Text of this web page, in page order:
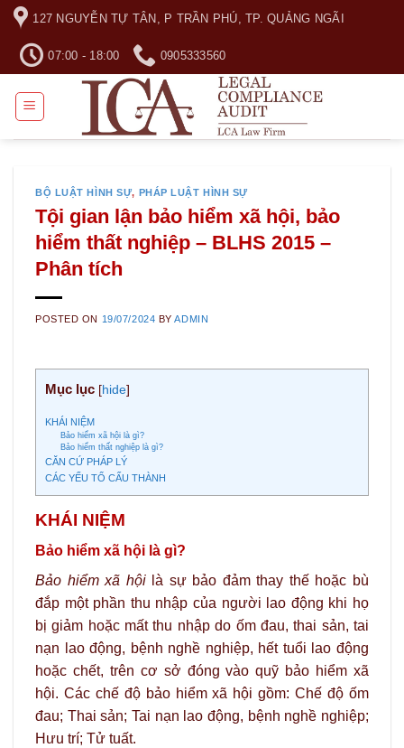
Skip
content
127 NGUYỄN TỰ TÂN, P TRẦN PHÚ, TP. QUẢNG NGÃI
07:00 - 18:00 0905333560
BỘ LUẬT HÌNH SỰ, PHÁP LUẬT HÌNH SỰ
Tội gian lận bảo hiểm xã hội, bảo
hiểm thất nghiệp – BLHS 2015 –
Phân tích
POSTED ON 19/07/2024 BYADMIN
Mục lục [hide]
KHÁI NIỆM
Bảo hiểm xã hội là gì?
Bảo hiểm thất nghiệp là gì?
CĂN CỨ PHÁP LÝ
CÁC YẾU TỐ CẤU THÀNH
KHÁI NIỆM
Bảo hiểm xã hội là gì?
Bảo hiểm xã hộilà sự bảo đảm thay thế hoặc bù
đắp một phần thu nhập của người lao động khi họ
bị giảm hoặc mất thu nhập do ốm đau, thai sản, tai
nạn lao động, bệnh nghề nghiệp, hết tuổi lao động
hoặc chết, trên cơ sở đóng vào quỹ bảo hiểm xã
hội. Các chế độ bảo hiểm xã hội gồm: Chế độ ốm
đau; Thai sản; Tai nạn lao động, bệnh nghề nghiệp;
Hưu trí; Tử tuất.